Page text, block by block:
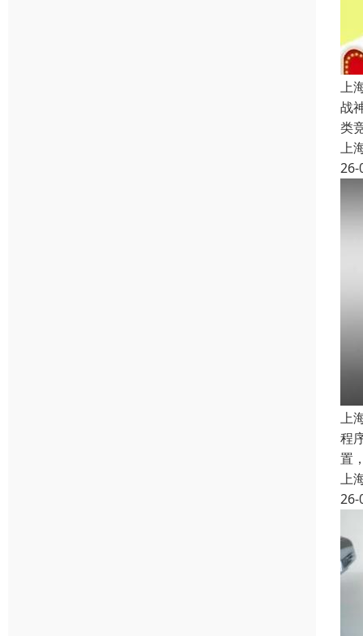
上
战
类
上
26-
上
程
置
上
26-